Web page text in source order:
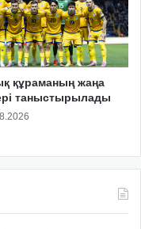
құраманың жаңа
таныстырылады